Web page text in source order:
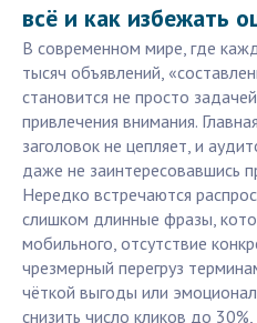
всё и как избежать
В современном мире, где
тысяч объявлений,
становится не просто
привлечения внимания.
заголовок не цепляет, и
даже не заинтересовавшись
Нередко встречаются
слишком длинные фразы,
мобильного, отсутствие
чрезмерный перегруз
чёткой выгоды или
снизить число кликов до